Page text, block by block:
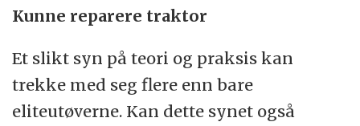
Kunne reparere traktor
Et slikt syn på teori og praksis kan
trekke med seg flere enn bare
eliteutøverne. Kan dette synet også